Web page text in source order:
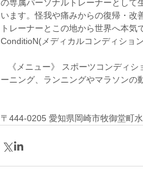
の専属パーソナルトレーナーとして
います。怪我や痛みからの復帰・改
トレーナーとこの地から世界へ本
ConditioN(メディカルコンディショ
ーニング、ランニングやマラソン
〒444-0205 愛知県岡崎市牧御堂町